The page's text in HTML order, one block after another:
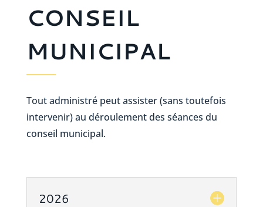
CONSEIL
MUNICIPAL
Tout administré peut assister (sans toutefois
intervenir) au déroulement des séances du
conseil municipal.
2026